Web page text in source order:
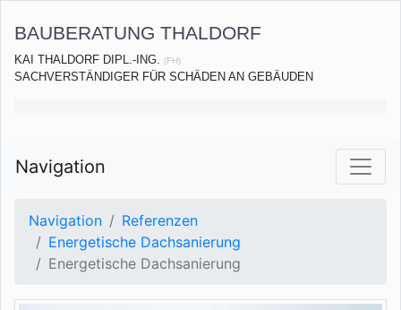
BAUBERATUNG THALDORF
KAI THALDORF DIPL.-ING. (FH)
SACHVERSTÄNDIGER FÜR SCHÄDEN AN GEBÄUDEN
Navigation
Navigation
Referenzen
Energetische Dachsanierung
Energetische Dachsanierung